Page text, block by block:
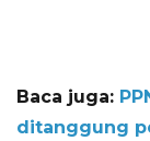
Baca juga:
ditanggung